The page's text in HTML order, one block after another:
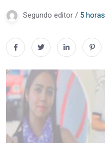
Segundo editor / 5 horas